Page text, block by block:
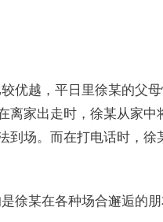
优越，平日里徐某的父
离家出走时，徐某从家中
到场。而在打电话时，徐
徐某在各种场合邂逅的